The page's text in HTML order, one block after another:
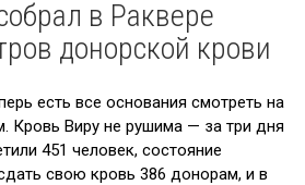
в Раквере
донорской крови
есть все основания смотреть на
Кровь Виру не рушима — за три дня
451 человек, состояние
свою кровь 386 донорам, и в